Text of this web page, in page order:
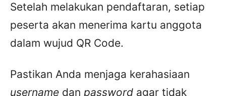
Setelah melakukan pendaftaran, setiap
peserta akan menerima kartu anggota
dalam wujud QR Code.
Pastikan Anda menjaga kerahasiaan
username dan password agar tidak